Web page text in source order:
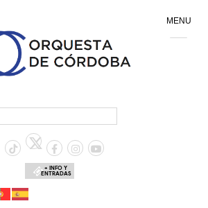
+ INFO Y
ENTRADAS
MENU